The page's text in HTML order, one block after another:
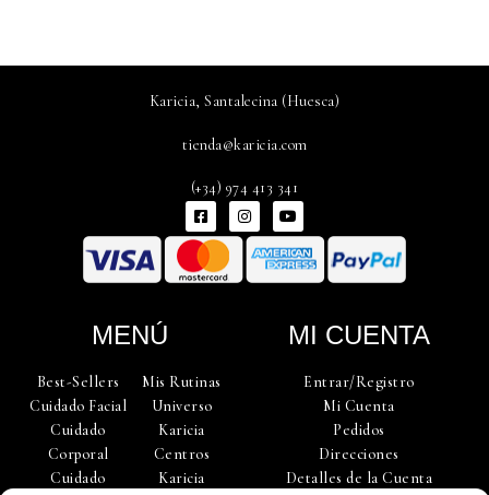
Karicia, Santalecina (Huesca)
tienda@karicia.com
(+34) 974 413 341
F
a
c
e
b
o
a
r
I
n
s
g
Y
o
u
t
u
b
MENÚ
Best-Sellers
Cuidado Facial
Cuidado
Corporal
Cuidado
Mis Rutinas
Universo
Karicia
Centros
Karicia
MI CUENTA
Entrar/Registro
Mi Cuenta
Pedidos
Direcciones
Detalles de la Cuenta